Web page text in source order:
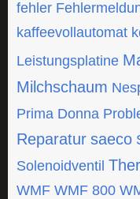
fehler
kaffeevollautomat
Leistungsplatine
Milchschaum
Prima Donna
Reparatur saeco
Solenoidventil
WMF WMF 800